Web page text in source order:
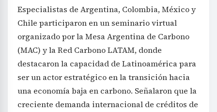
Especialistas de Argentina, Colombia, México y
Chile participaron en un seminario virtual
organizado por la Mesa Argentina de Carbono
(MAC) y la Red Carbono LATAM, donde
destacaron la capacidad de Latinoamérica para
ser un actor estratégico en la transición hacia
una economía baja en carbono. Señalaron que la
creciente demanda internacional de créditos de